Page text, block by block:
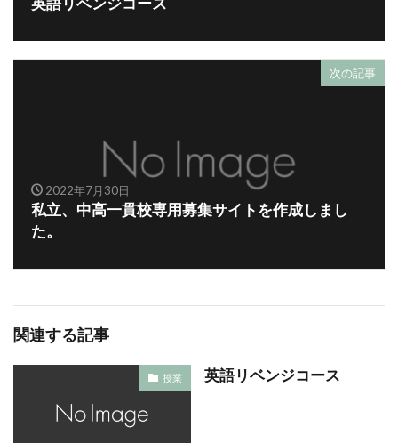
英語リベンジコース
次の記事
2022年7月30日
私立、中高一貫校専用募集サイトを作成しまし
た。
関連する記事
授業 英語リベンジコース